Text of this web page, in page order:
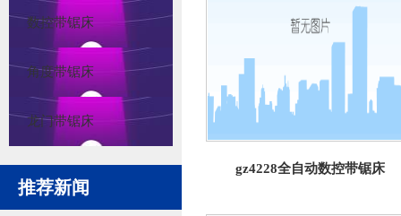
数控带锯床
角度带锯床
龙门带锯床
推荐新闻
gz4228全自动数控带锯床